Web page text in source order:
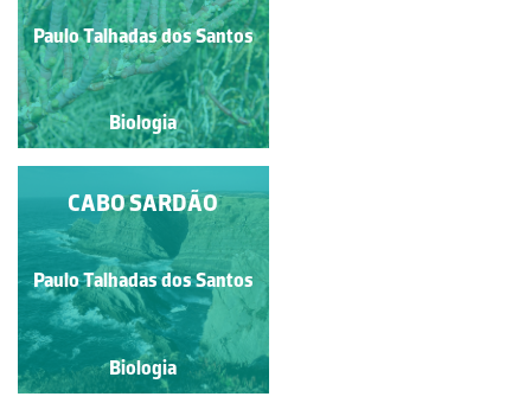
Paulo Talhadas dos Santos
Biologia
Paulo Talhadas dos Santos
Biologia
FETOS EPÍFITOS
Paulo Talhadas dos Santos
Biologia
CABO SARDÃO
Paulo Talhadas dos Santos
Biologia